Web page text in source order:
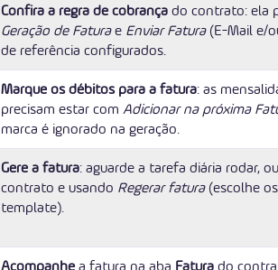
Confira a regra de cobrançado contrato: ela
Geração de Faturae Enviar Fatura(E-Mail e/
de referência configurados.
Marque os débitos para a fatura: as
precisam estar com Adicionar na próxima
marca é ignorado na geração.
Gere a fatura: aguarde a tarefa diária rodar,
contrato e usando Regerar fatura(escolhe
template).
Acompanhea fatura na aba Faturado